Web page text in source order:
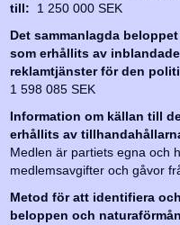
till:
1 250 000 SEK
Det sammanlagda
som erhållits av
reklamtjänster för den
1 598 085 SEK
Information om källan till
erhållits av
Medlen är partiets egna och
medlemsavgifter och gåvor
Metod för att identifiera
beloppen och